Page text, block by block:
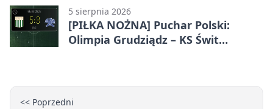
5 sierpnia 2026
[PIŁKA NOŻNA] Puchar Polski:
Olimpia Grudziądz – KS Świt
<< Poprzedni